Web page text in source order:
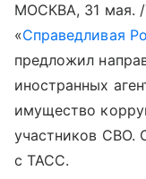
МОСКВА, 31 мая.
«Справедливая
предложил
иностранных
имущество
участников СВО.
с ТАСС.